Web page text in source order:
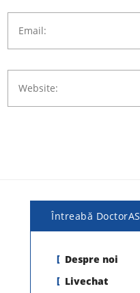
Întreabă DoctorAS
Despre noi
Livechat